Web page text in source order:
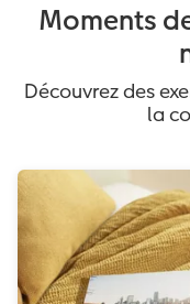
Moments
Découvrez des
la